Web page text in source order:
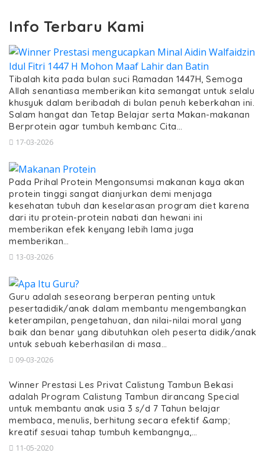
Info Terbaru Kami
Tibalah kita pada bulan suci Ramadan 1447H, Semoga
Allah senantiasa memberikan kita semangat untuk selalu
khusyuk dalam beribadah di bulan penuh keberkahan ini.
Salam hangat dan Tetap Belajar serta Makan-makanan
Berprotein agar tumbuh kembanc Cita…
17-03-2026
Pada Prihal Protein Mengonsumsi makanan kaya akan
protein tinggi sangat dianjurkan demi menjaga
kesehatan tubuh dan keselarasan program diet karena
dari itu protein-protein nabati dan hewani ini
memberikan efek kenyang lebih lama juga
memberikan…
13-03-2026
Guru adalah seseorang berperan penting untuk
pesertadidik/anak dalam membantu mengembangkan
keterampilan, pengetahuan, dan nilai-nilai moral yang
baik dan benar yang dibutuhkan oleh peserta didik/anak
untuk sebuah keberhasilan di masa…
09-03-2026
Winner Prestasi Les Privat Calistung Tambun Bekasi
adalah Program Calistung Tambun dirancang Special
untuk membantu anak usia 3 s/d 7 Tahun belajar
membaca, menulis, berhitung secara efektif &amp;
kreatif sesuai tahap tumbuh kembangnya,…
11-05-2020